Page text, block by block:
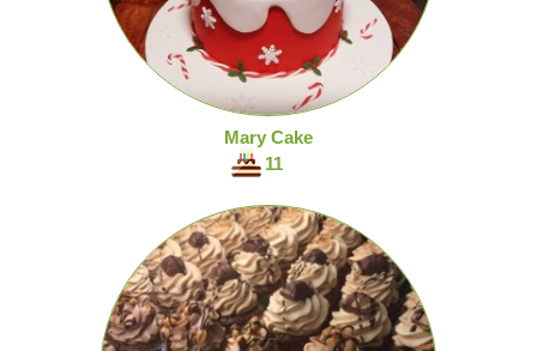
Mary Cake
11